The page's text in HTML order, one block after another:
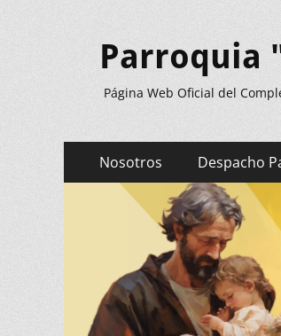
Parroquia
Página Web Oficial del
Menú
principal
contenido
Nosotros Despacho